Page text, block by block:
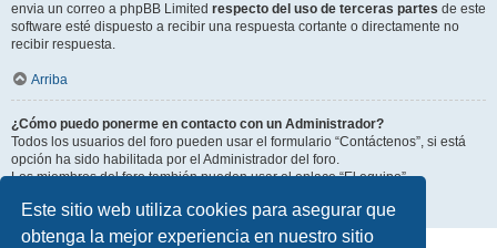
Este sitio web utiliza cookies para asegurar que
obtenga la mejor experiencia en nuestro sitio
envia un correo a phpBB Limited respecto del uso de terceras partes de este
software esté dispuesto a recibir una respuesta cortante o directamente no
recibir respuesta.
Arriba
¿Cómo puedo ponerme en contacto con un Administrador?
Todos los usuarios del foro pueden usar el formulario “Contáctenos”, si está
opción ha sido habilitada por el Administrador del foro.
Los miembros del foro también pueden usar el enlace “El equipo”.
Arriba